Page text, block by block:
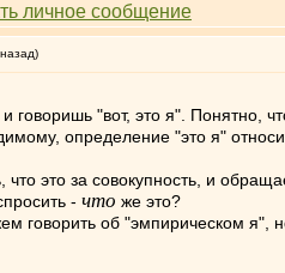
говоришь "вот, это я". Понятно,
определение "это я"
это за совокупность, и
- что же это?
говорить об "эмпирическом я",